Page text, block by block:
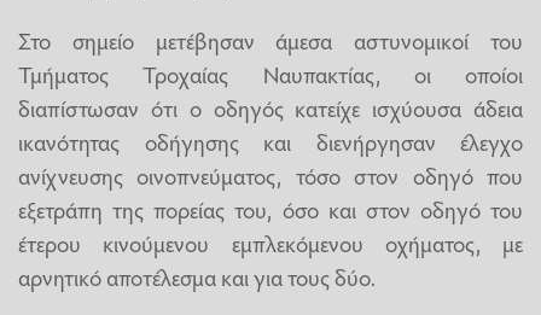
Στο σημείο μετέβησαν άμεσα αστυνομικοί του
Τμήματος Τροχαίας Ναυπακτίας, οι οποίοι
διαπίστωσαν ότι ο οδηγός κατείχε ισχύουσα άδεια
ικανότητας οδήγησης και διενήργησαν έλεγχο
ανίχνευσης οινοπνεύματος, τόσο στον οδηγό που
εξετράπη της πορείας του, όσο και στον οδηγό του
έτερου κινούμενου εμπλεκόμενου οχήματος, με
αρνητικό αποτέλεσμα και για τους δύο.